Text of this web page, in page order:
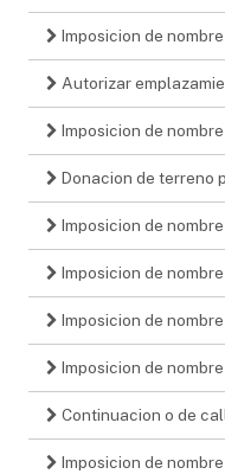
Imposicion de nombre
Autorizar
Imposicion de
Donacion de terreno
Imposicion de
Imposicion de
Imposicion de
Imposicion de
Continuacion o de
Imposicion de